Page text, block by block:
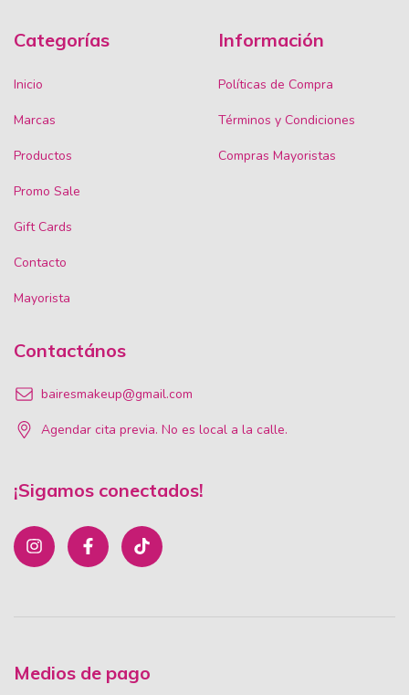
Categorías
Inicio
Marcas
Productos
Promo Sale
Gift Cards
Contacto
Mayorista
Información
Políticas de Compra
Términos y Condiciones
Compras Mayoristas
Contactános
bairesmakeup@gmail.com
Agendar cita previa. No es local a la calle.
¡Sigamos conectados!
Medios de pago